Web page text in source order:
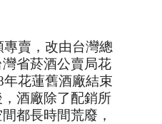
賣，改由台灣總
省菸酒公賣局花
年花蓮舊酒廠結束
酒廠除了配銷所
都長時間荒廢，